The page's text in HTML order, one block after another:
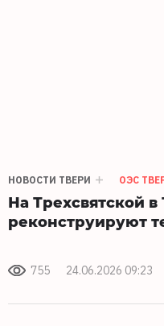
НОВОСТИ ТВЕРИ ОЭС
На Трехсвятской в
реконструируют
755 24.06.2026 09:23